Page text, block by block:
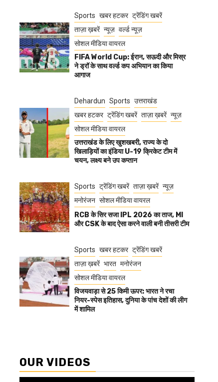
Sports खबर हटकर ट्रेंडिंग खबरें
ताज़ा ख़बरें न्यूज़ वर्ल्ड न्यूज़
सोशल मीडिया वायरल
FIFA World Cup: ईरान, सऊदी और मिस्र
ने ड्रॉ के साथ वर्ल्ड कप अभियान का किया
आगाज
Dehardun Sports उत्तराखंड
खबर हटकर ट्रेंडिंग खबरें ताज़ा ख़बरें न्यूज़
सोशल मीडिया वायरल
उत्तराखंड के लिए खुशखबरी, राज्य के दो
खिलाड़ियों का इंडिया U-19 क्रिकेट टीम में
चयन, लक्ष्य बने उप कप्तान
Sports ट्रेंडिंग खबरें ताज़ा ख़बरें न्यूज़
मनोरंजन सोशल मीडिया वायरल
RCB के सिर सजा IPL 2026 का ताज, MI
और CSK के बाद ऐसा करने वाली बनी तीसरी टीम
Sports खबर हटकर ट्रेंडिंग खबरें
ताज़ा ख़बरें भारत मनोरंजन
सोशल मीडिया वायरल
विजयवाड़ा से 25 किमी ऊपर: भारत ने रचा
नियर-स्पेस इतिहास, दुनिया के पांच देशों की लीग
में शामिल
OUR VIDEOS